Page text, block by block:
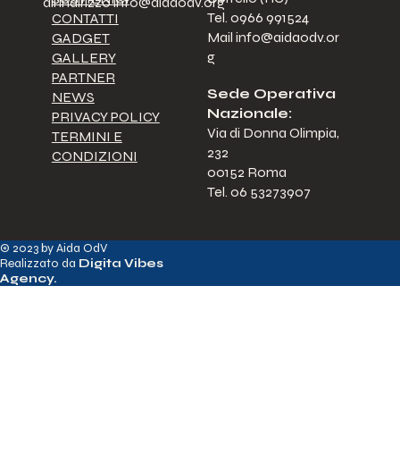
Tel. 0966 991524
Mail info@aidaodv.or
g
Sede Operativa
Nazionale:
Via di Donna Olimpia,
232
00152 Roma
Tel. 06 53273907
CONTATTI
GADGET
GALLERY
PARTNER
NEWS
PRIVACY POLICY
TERMINI E
CONDIZIONI
© 2023 by Aida OdV
Realizzato da Digita Vibes
Agency.